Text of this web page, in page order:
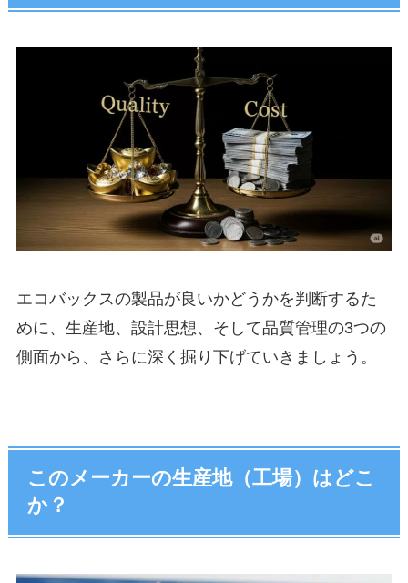
エコバックスの製品が良いかどうかを判断するた
めに、生産地、設計思想、そして品質管理の3つの
側面から、さらに深く掘り下げていきましょう。
このメーカーの生産地（工場）はどこ
か？